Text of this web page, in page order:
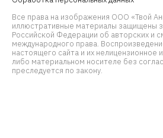
Все права на изображения ООО «Твой
иллюстративные материалы защищены
Российской Федерации об авторских и
международного права.
настоящего сайта и их нелицензионное
либо материальном носителе без
преследуется по закону.